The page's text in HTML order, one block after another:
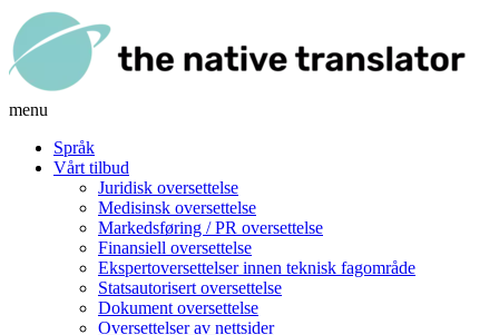
menu
Språk
Vårt tilbud
Juridisk oversettelse
Medisinsk oversettelse
Markedsføring / PR oversettelse
Finansiell oversettelse
Ekspertoversettelser innen teknisk fagområde
Statsautorisert oversettelse
Dokument oversettelse
Oversettelser av nettsider